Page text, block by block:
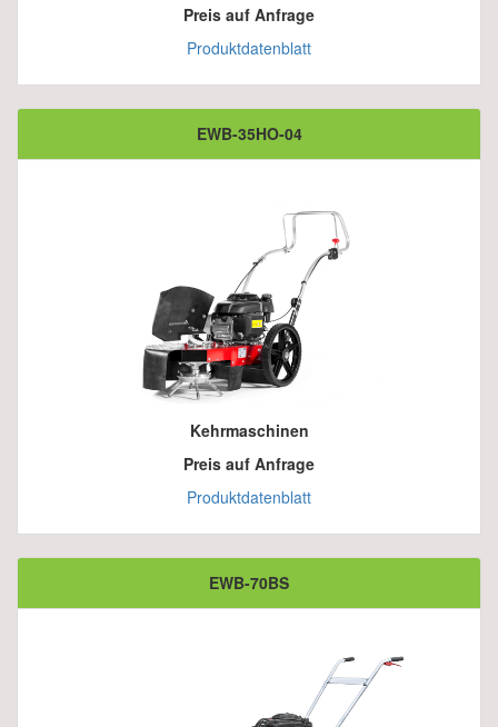
Preis auf Anfrage
Produktdatenblatt
EWB-35HO-04
Kehrmaschinen
Preis auf Anfrage
Produktdatenblatt
EWB-70BS